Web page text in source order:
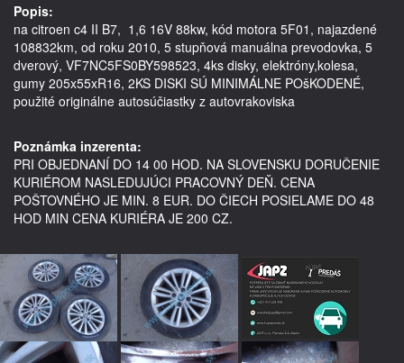
Popis:
na citroen c4 II B7,  1,6 16V 88kw, kód motora 5F01, najazdené
108832km, od roku 2010, 5 stupňová manuálna prevodovka, 5
dverový, VF7NC5FS0BY598523, 4ks disky, elektróny,kolesa,
gumy 205x55xR16, 2KS DISKI SÚ MINIMÁLNE POšKODENÉ,
použité originálne autosúčiastky z autovrakoviska
Poznámka inzerenta:
PRI OBJEDNANÍ DO 14 00 HOD. NA SLOVENSKU DORUČENIE
KURIÉROM NASLEDUJÚCI PRACOVNÝ DEŇ. CENA
POŠTOVNÉHO JE MIN. 8 EUR. DO ČIECH POSIELAME DO 48
HOD MIN CENA KURIÉRA JE 200 CZ.